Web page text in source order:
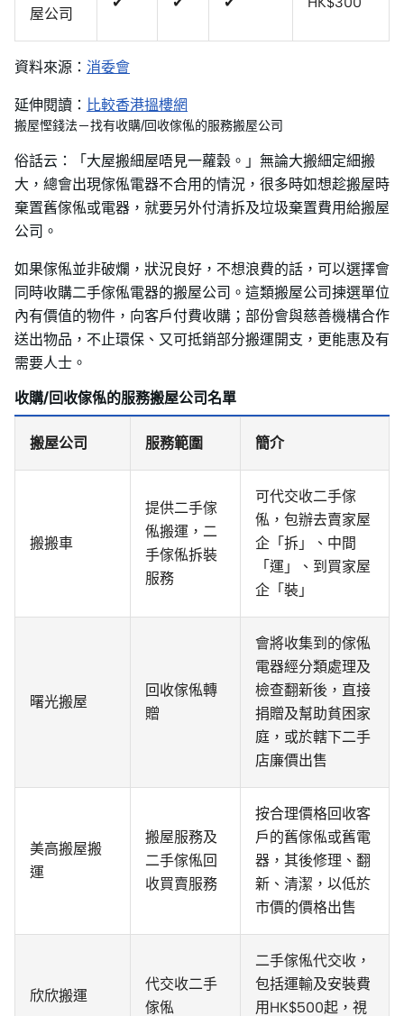
屋公司
資料來源： 消委會
延伸閱讀： 比較香港搵樓網
搬屋慳錢法－找有收購/回收傢俬的服務搬屋公司
俗話云：「大屋搬細屋唔見一蘿穀。」無論大搬細定細搬
大，總會出現傢俬電器不合用的情況，很多時如想趁搬屋時
棄置舊傢俬或電器，就要另外付清拆及垃圾棄置費用給搬屋
公司。
如果傢俬並非破爛，狀況良好，不想浪費的話，可以選擇會
同時收購二手傢俬電器的搬屋公司。這類搬屋公司揀選單位
內有價值的物件，向客戶付費收購；部份會與慈善機構合作
送出物品，不止環保、又可抵銷部分搬運開支，更能惠及有
需要人士。
收購/回收傢俬的服務搬屋公司名單
搬屋公司 服務範圍 簡介
搬搬車
提供二手傢
俬搬運，二
手傢俬拆裝
服務
可代交收二手傢
俬，包辦去賣家屋
企「拆」、中間
「運」、到買家屋
企「裝」
曙光搬屋
回收傢俬轉
贈
會將收集到的傢俬
電器經分類處理及
檢查翻新後，直接
捐贈及幫助貧困家
庭，或於轄下二手
店廉價出售
美高搬屋搬
運
搬屋服務及
二手傢俬回
收買賣服務
按合理價格回收客
戶的舊傢俬或舊電
器，其後修理、翻
新、清潔，以低於
市價的價格出售
欣欣搬運
代交收二手
傢俬
二手傢俬代交收，
包括運輸及安裝費
用HK$500起，視